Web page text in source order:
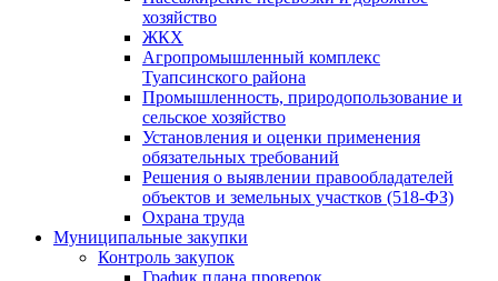
хозяйство
ЖКХ
Агропромышленный комплекс
Туапсинского района
Промышленность, природопользование и
сельское хозяйство
Установления и оценки применения
обязательных требований
Решения о выявлении правообладателей
объектов и земельных участков (518-ФЗ)
Охрана труда
Муниципальные закупки
Контроль закупок
График плана проверок